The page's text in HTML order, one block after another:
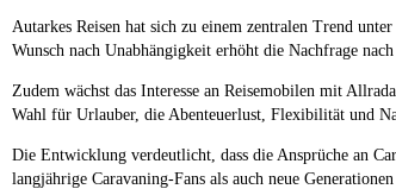
Autarkes Reisen hat sich zu einem zentralen Trend
Wunsch nach Unabhängigkeit erhöht die Nachfrage
Zudem wächst das Interesse an Reisemobilen mit
Wahl für Urlauber, die Abenteuerlust, Flexibilität und
Die Entwicklung verdeutlicht, dass die Ansprüche an
langjährige Caravaning-Fans als auch neue